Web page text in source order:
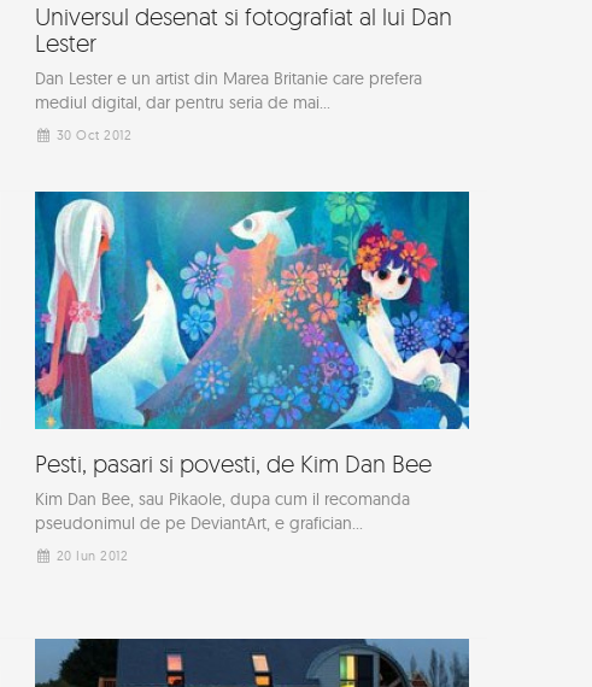
Universul desenat si fotografiat al lui Dan
Lester
Dan Lester e un artist din Marea Britanie care prefera
mediul digital, dar pentru seria de mai...
30 Oct 2012
Pesti, pasari si povesti, de Kim Dan Bee
Kim Dan Bee, sau Pikaole, dupa cum il recomanda
pseudonimul de pe DeviantArt, e grafician...
20 Iun 2012